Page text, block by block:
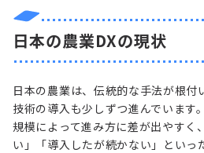
日本の農業DXの現状
日本の農業は、伝統的な手法が根付
技術の導入も少しずつ進んでいます
規模によって進み方に差が出やすく
い」「導入したが続かない」といっ